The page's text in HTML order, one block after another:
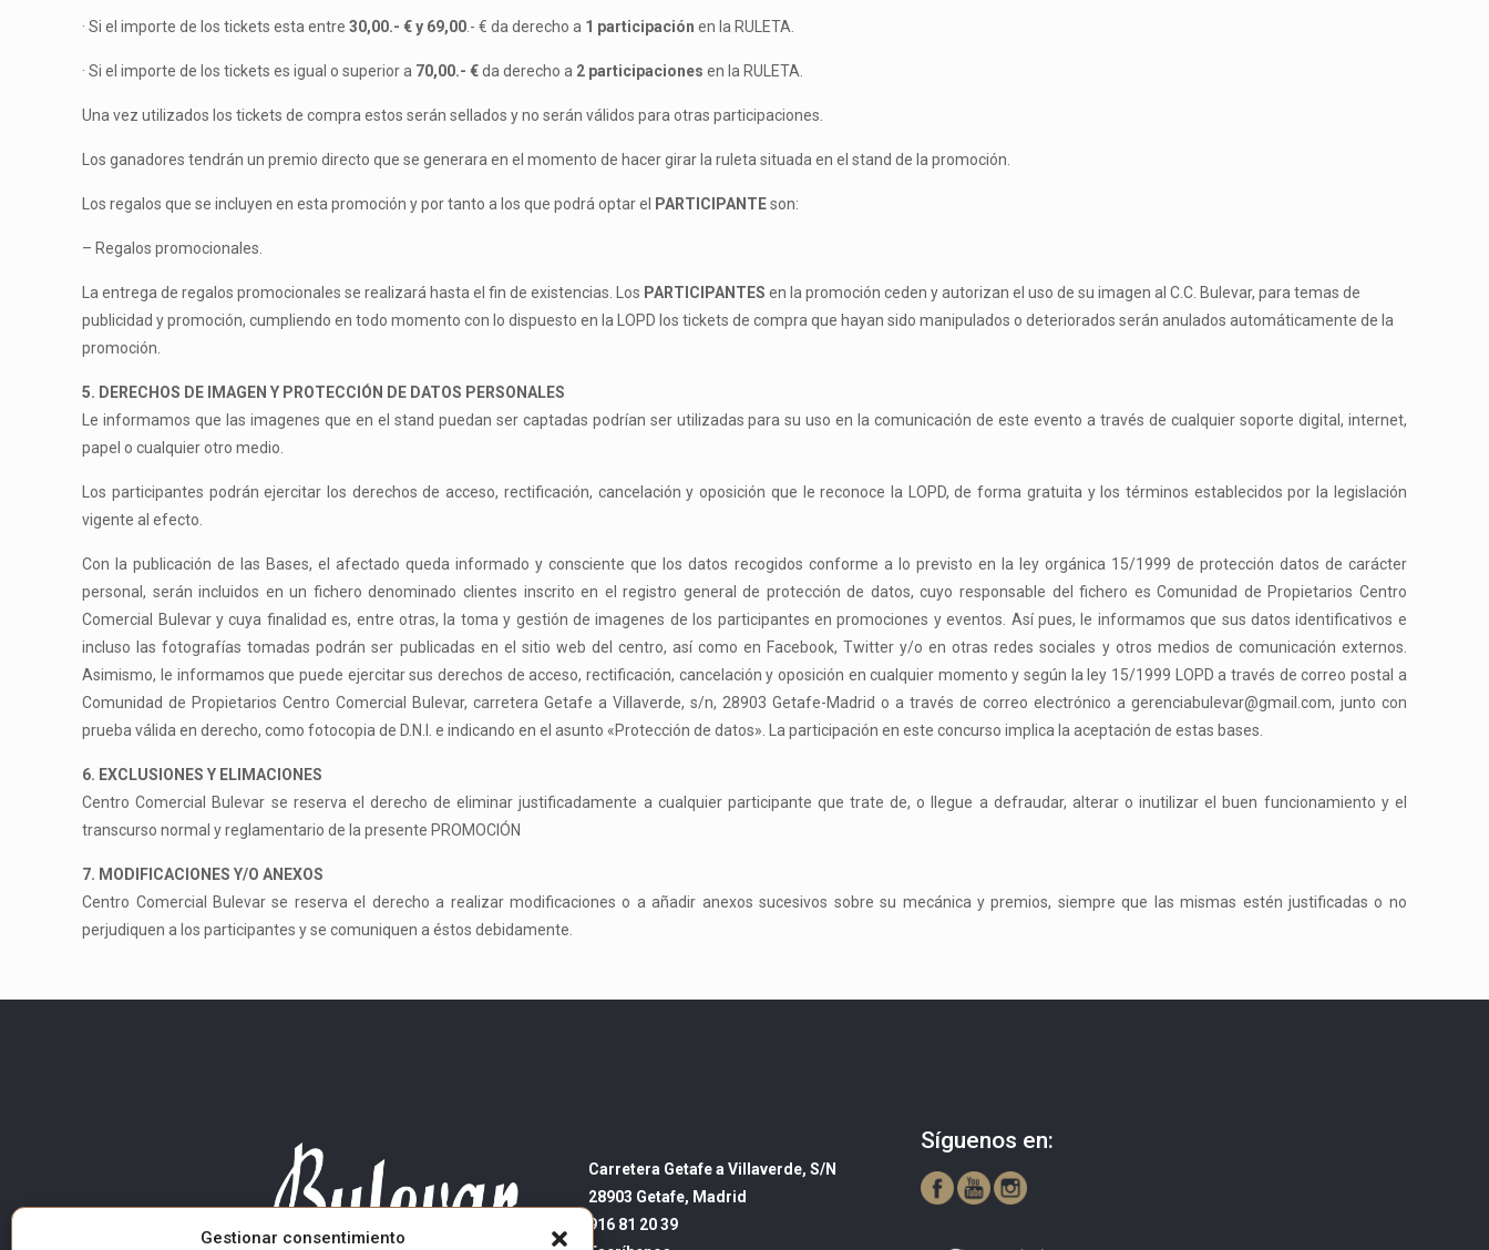
Gestionar consentimiento
·Si el importe de los tickets esta entre30,00.-€y 69,00 .-€da derecho a 1 participación en la RULETA.
·Si el importe de los tickets es igual o superior a 70,00.-€da derecho a 2 participaciones en la RULETA.
Una vez utilizados los tickets de compra estos serán sellados y no serán válidospara otras participaciones.
Los ganadores tendrán un premio directo que se generara en el momento de hacergirar la ruleta situada en el stand de la promoción.
Los regalos que se incluyen en esta promoción y por tanto a los que podrá optar el PARTICIPANTEson:
– Regalos promocionales.
La entrega de regalos promocionales se realizará hasta el fin de existencias. Los PARTICIPANTES en la promoción ceden y autorizan el uso de su imagen al C.C. Bulevar, para temas de
publicidad y promoción, cumpliendo en todo momento con lo dispuesto en la LOPD los tickets de compra que hayan sido manipulados o deteriorados serán anulados automáticamente de la
promoción.
5. DERECHOS DE IMAGEN Y PROTECCIÓN DE DATOS PERSONALES
Le informamos que las imagenes que en el stand puedan ser captadas podrían ser utilizadas para su uso en la comunicación de este evento a través de cualquier soporte digital, internet,
papel o cualquier otro medio.
Los participantes podrán ejercitar los derechos de acceso, rectificación, cancelación y oposición que le reconoce la LOPD, de forma gratuita y los términos establecidos por la legislación
vigente al efecto.
Con la publicación de las Bases, el afectado queda informado y consciente que los datos recogidos conforme a lo previsto en la ley orgánica 15/1999 de protección datos de carácter
personal, serán incluidos en un fichero denominado clientes inscrito en el registro general de protección de datos, cuyo responsable del fichero es Comunidad de Propietarios Centro
Comercial Bulevar y cuya finalidad es, entre otras, la toma y gestión de imagenes de los participantes en promociones y eventos. Así pues, le informamos que sus datos identificativos e
incluso las fotografías tomadas podrán ser publicadas en el sitio web del centro, así como en Facebook, Twitter y/o en otras redes sociales y otros medios de comunicación externos.
Asimismo, le informamos que puede ejercitar sus derechos de acceso, rectificación, cancelación y oposición en cualquier momento y según la ley 15/1999 LOPD a través de correo postal a
Comunidad de Propietarios Centro Comercial Bulevar, carretera Getafe a Villaverde, s/n, 28903 Getafe-Madrid o a través de correo electrónico a gerenciabulevar@gmail.com, junto con
prueba válida en derecho, como fotocopia de D.N.I. e indicando en el asunto «Protección de datos». La participación en este concurso implica la aceptación de estas bases.
6. EXCLUSIONES Y ELIMACIONES
Centro Comercial Bulevar se reserva el derecho de eliminar justificadamente a cualquier participante que trate de, o llegue a defraudar, alterar o inutilizar el buen funcionamiento y el
transcurso normal y reglamentario de la presente PROMOCIÓN
7. MODIFICACIONES Y/O ANEXOS
Centro Comercial Bulevar se reserva el derecho a realizar modificaciones o a añadir anexos sucesivos sobre su mecánica y premios, siempre que las mismas estén justificadas o no
perjudiquen a los participantes y se comuniquen a éstos debidamente.
Carretera Getafe a Villaverde, S/N
28903 Getafe, Madrid
916 81 20 39
Síguenos en: